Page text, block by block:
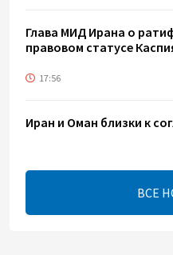
Глава МИД Ирана о
правовом статусе
17:56
Иран и Оман близки к
17:46
Телефонный разговор
ВСЕ